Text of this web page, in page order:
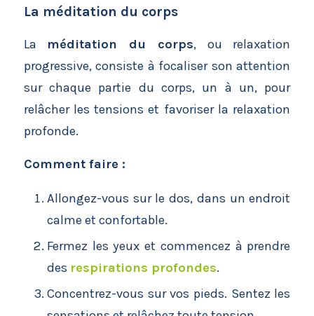
La méditation du corps
La méditation du corps, ou relaxation
progressive, consiste à focaliser son attention
sur chaque partie du corps, un à un, pour
relâcher les tensions et favoriser la relaxation
profonde.
Comment faire :
Allongez-vous sur le dos, dans un endroit
calme et confortable.
Fermez les yeux et commencez à prendre
des respirations profondes.
Concentrez-vous sur vos pieds. Sentez les